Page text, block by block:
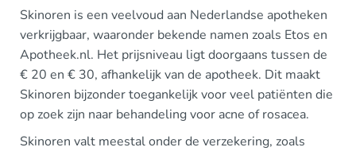
Skinoren is een veelvoud aan Nederlandse apotheken
verkrijgbaar, waaronder bekende namen zoals Etos en
Apotheek.nl. Het prijsniveau ligt doorgaans tussen de
€ 20 en € 30, afhankelijk van de apotheek. Dit maakt
Skinoren bijzonder toegankelijk voor veel patiënten die
op zoek zijn naar behandeling voor acne of rosacea.
Skinoren valt meestal onder de verzekering, zoals